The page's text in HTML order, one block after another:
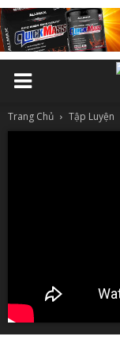
Trang Chủ Tập Luyện